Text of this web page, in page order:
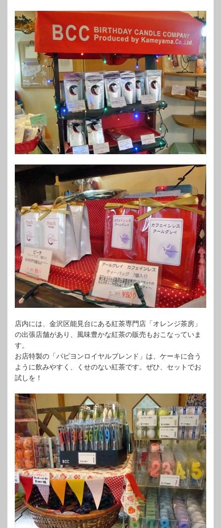
店内には、金沢区能見台にある紅茶専門店「オレンジ茶房」
の出張店舗があり、風味豊かな紅茶の販売もおこなっていま
す。
お店特製の「パピヨンロイヤルブレンド」は、ケーキに合う
ように飲みやすく、くせのない紅茶です。ぜひ、セットでお
試しを！